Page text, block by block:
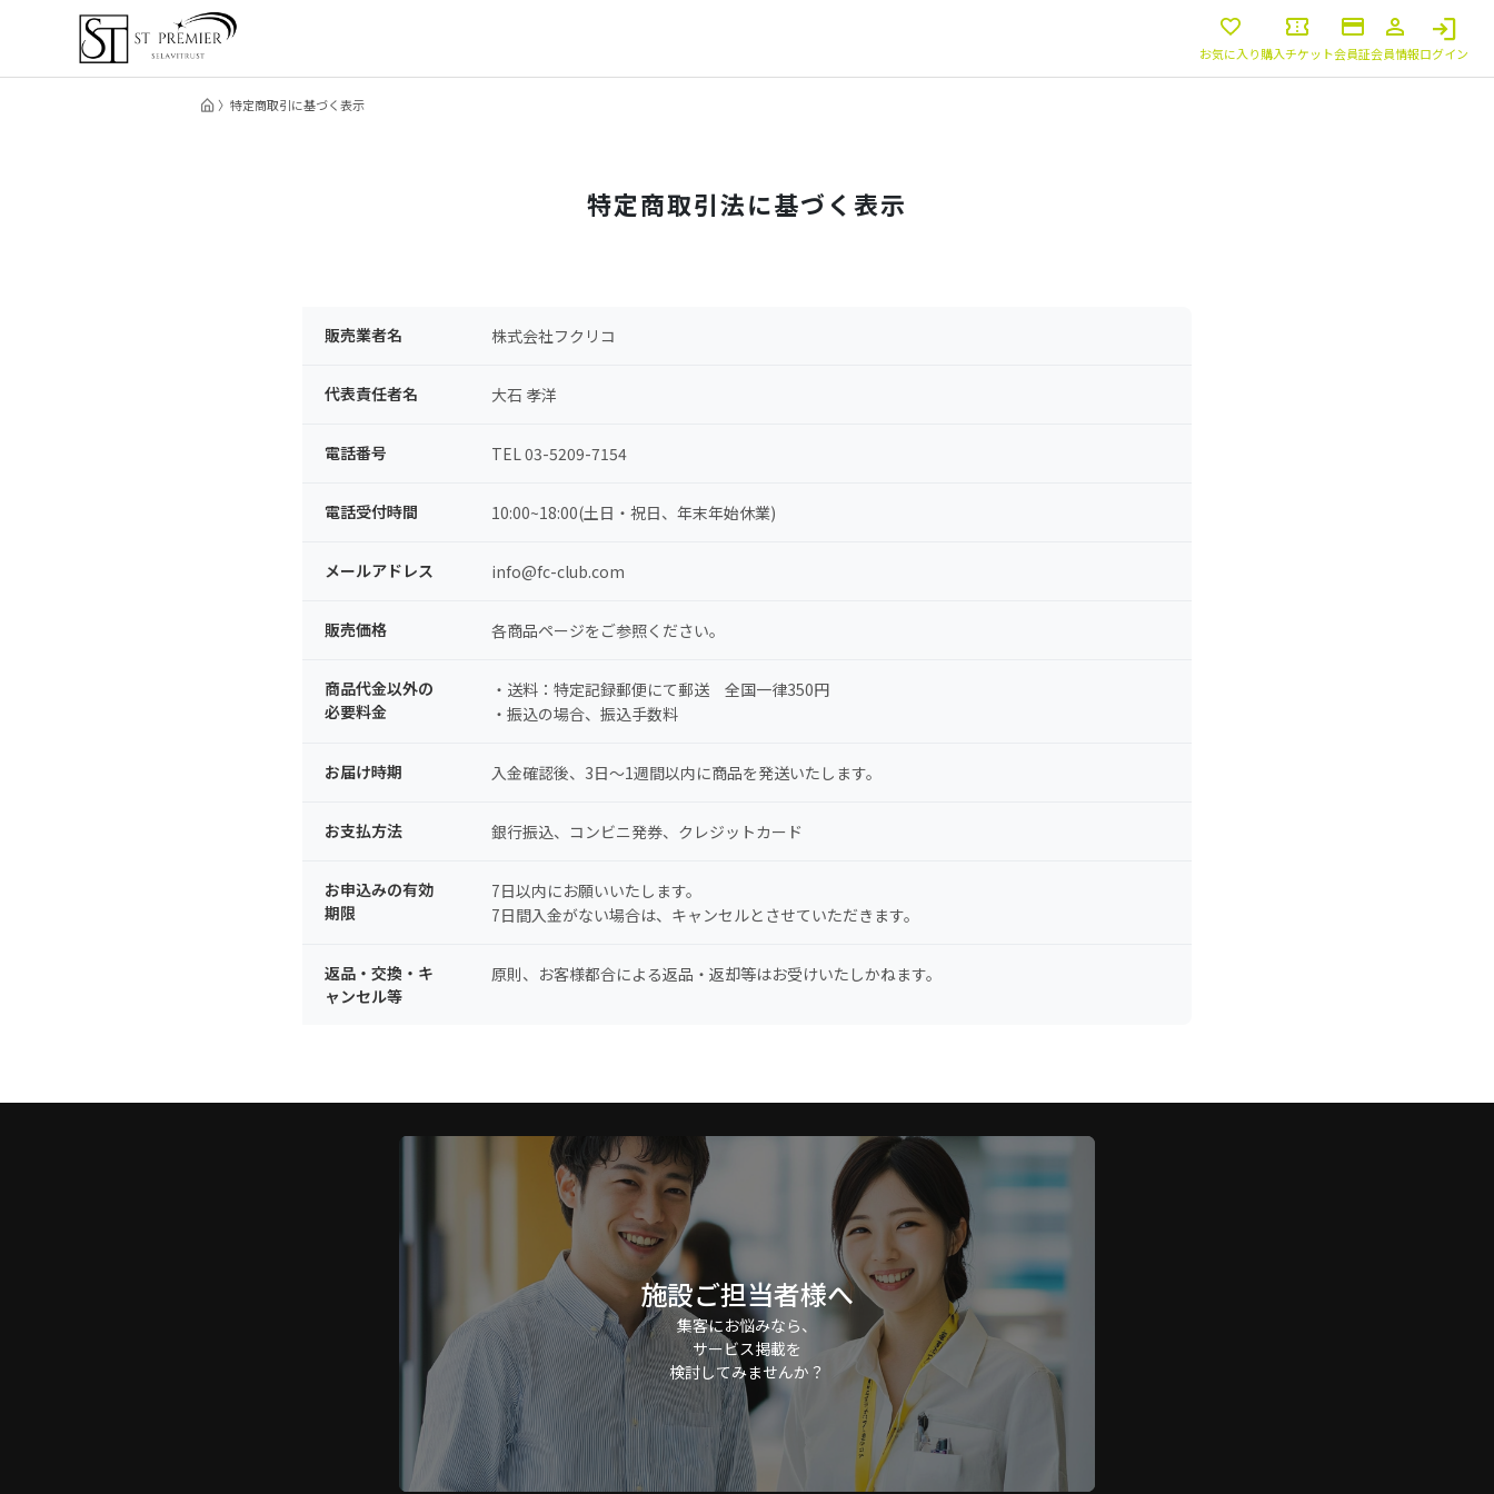
お気に入り購入チケット会員証会員情報ログイン
特定商取引に基づく表示
特定商取引法に基づく表示
販売業者名 株式会社フクリコ
代表責任者名 大石 孝洋
電話番号 TEL 03-5209-7154
電話受付時間 10:00~18:00(土日・祝日、年末年始休業)
メールアドレス info@fc-club.com
販売価格 各商品ページをご参照ください。
商品代金以外の
必要料金
・送料：特定記録郵便にて郵送 全国一律350円
・振込の場合、振込手数料
お届け時期 入金確認後、3日～1週間以内に商品を発送いたします。
お支払方法 銀行振込、コンビニ発券、クレジットカード
お申込みの有効
期限
7日以内にお願いいたします。
7日間入金がない場合は、キャンセルとさせていただきます。
返品・交換・キ
ャンセル等
原則、お客様都合による返品・返却等はお受けいたしかねます。
施設ご担当者様へ
集客にお悩みなら、
サービス掲載を
検討してみませんか？